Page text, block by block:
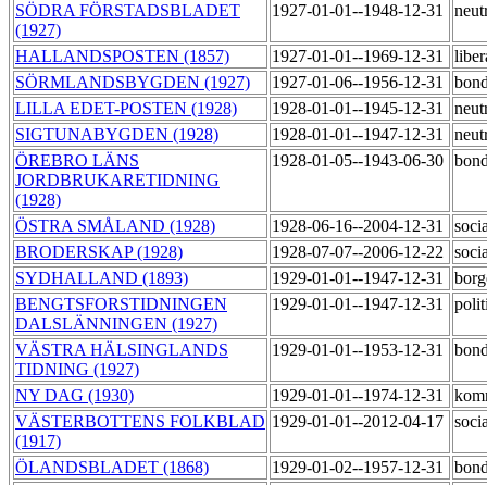
SÖDRA FÖRSTADSBLADET
(1927)
1927-01-01--1948-12-31
HALLANDSPOSTEN (1857) 1927-01-01--1969-12-31
SÖRMLANDSBYGDEN (1927)
1927-01-06--1956-12-31
LILLA EDET-POSTEN (1928)
1928-01-01--1945-12-31
SIGTUNABYGDEN (1928)
1928-01-01--1947-12-31
ÖREBRO LÄNS
JORDBRUKARETIDNING
(1928)
1928-01-05--1943-06-30
ÖSTRA SMÅLAND (1928) 1928-06-16--2004-12-31
BRODERSKAP (1928)
1928-07-07--2006-12-22
SYDHALLAND (1893)
1929-01-01--1947-12-31
BENGTSFORSTIDNINGEN
DALSLÄNNINGEN (1927)
1929-01-01--1947-12-31
VÄSTRA HÄLSINGLANDS
TIDNING (1927)
1929-01-01--1953-12-31
NY DAG (1930) 1929-01-01--1974-12-31
VÄSTERBOTTENS FOLKBLAD
(1917)
1929-01-01--2012-04-17
ÖLANDSBLADET (1868) 1929-01-02--1957-12-31